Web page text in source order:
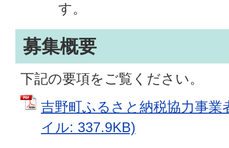
す。
募集概要
下記の要項をご覧ください。
吉野町ふるさと納税協力事業
イル: 337.9KB)